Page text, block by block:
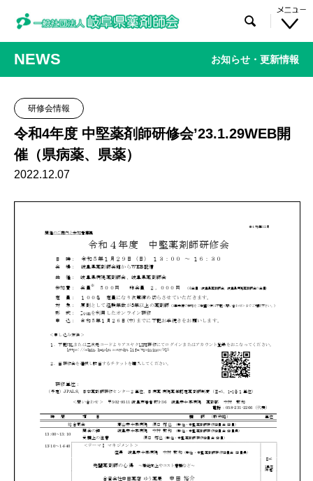

NEWS お知らせ・更新情報
研修会情報
令和4年度 中堅薬剤師研修会’23.1.29WEB開
催（県病薬、県薬）
2022.12.07